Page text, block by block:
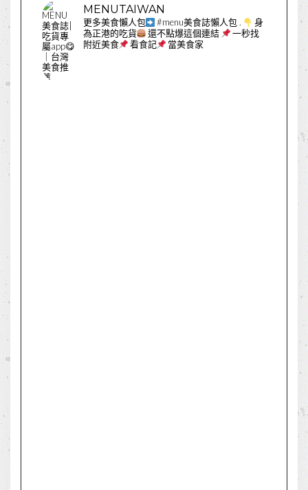
MENUTAIWAN
更多美食懶人包 #menu美食誌懶人包.
身
為正港的吃貨
還不點爆這個連結
一秒找
附近美食
看食記 當美食家